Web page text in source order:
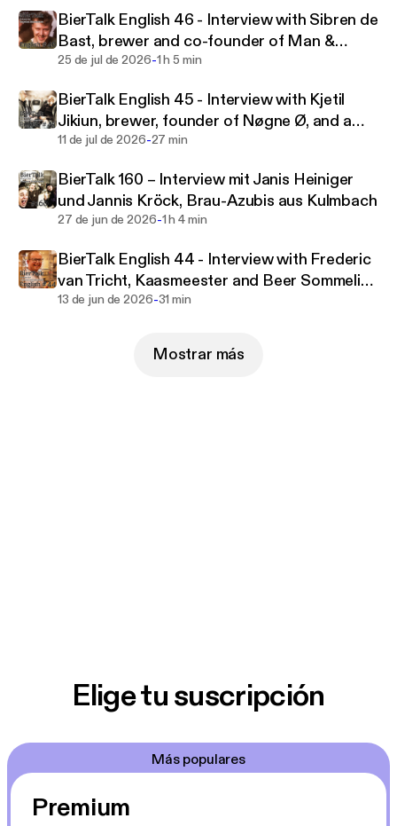
and the world. The guests come from the national
and international beer world. With a lot of charm and
wit, the talks also pick up on current developments
and let their listeners think outside the box.
BierTalk English 46 - Interview with Sibren de
Bast, brewer and co-founder of Man &
Brouw from Wilsele, Leuven, Belgium
25 de jul de 2026-1 h 5 min
BierTalk English 45 - Interview with Kjetil
Jikiun, brewer, founder of Nøgne Ø, and a
pioneer of Scandinavian craft beer
11 de jul de 2026-27 min
BierTalk 160 – Interview mit Janis Heiniger
und Jannis Kröck, Brau-Azubis aus Kulmbach
27 de jun de 2026-1 h 4 min
BierTalk English 44 - Interview with Frederic
van Tricht, Kaasmeester and Beer Sommelier
from Antwerps, Belgium
13 de jun de 2026-31 min
Mostrar más
Elige tu suscripción
Más populares
Premium